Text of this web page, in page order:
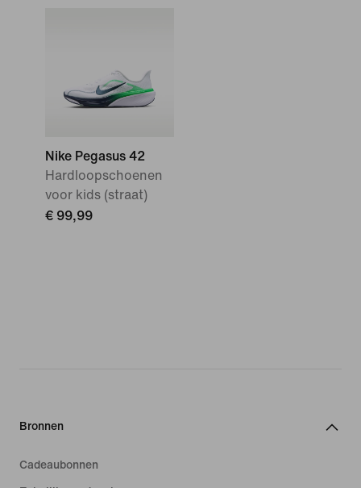
Nike Pegasus 42
Hardloopschoenen
voor kids (straat)
€ 99,99
Bronnen
Cadeaubonnen